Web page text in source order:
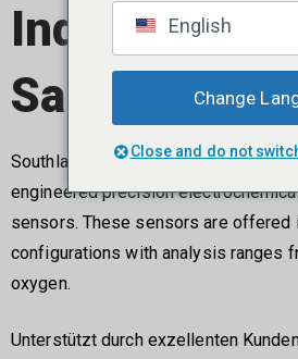
Industrielle
Southland Sensing Ltd. offers an
engineered precision
sensors. These sensors are offered
configurations with analysis ranges
oxygen.
Unterstützt durch exzellenten
English
Change
Close and do not